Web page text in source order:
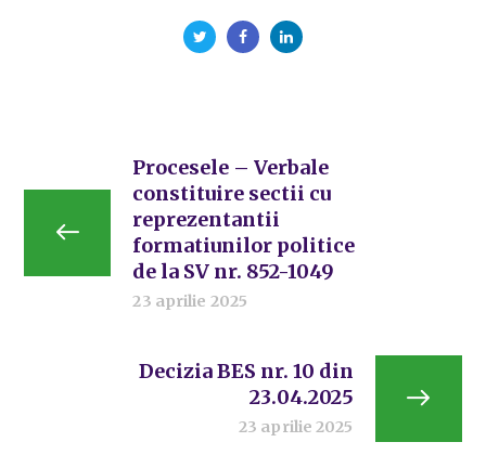
Procesele – Verbale
constituire sectii cu
reprezentantii
formatiunilor politice
de la SV nr. 852-1049
23 aprilie 2025
Decizia BES nr. 10 din
23.04.2025
23 aprilie 2025